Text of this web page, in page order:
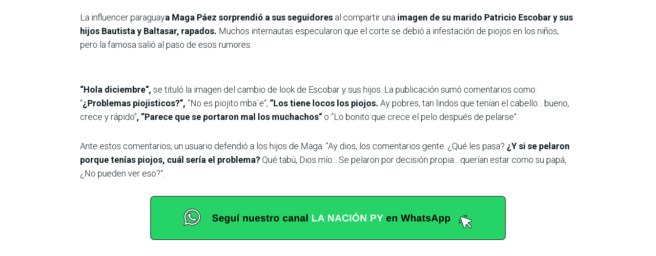
La influencer paraguaya Maga Páez sorprendió a sus seguidores al compartir una imagen de su marido Patricio Escobar y sus
hijos Bautista y Baltasar, rapados. Muchos internautas especularon que el corte se debió a infestación de piojos en los niños,
pero la famosa salió al paso de esos rumores.
“Hola diciembre“, se tituló la imagen del cambio de look de Escobar y sus hijos. La publicación sumó comentarios como:
“¿Problemas piojisticos?“, ”No es piojito mba`e“, ”Los tiene locos los piojos. Ay pobres, tan lindos que tenían el cabello... bueno,
crece y rápido“, ”Parece que se portaron mal los muchachos“ o ”Lo bonito que crece el pelo después de pelarse“.
Ante estos comentarios, un usuario defendió a los hijos de Maga: ”Ay dios, los comentarios gente. ¿Qué les pasa? ¿Y si se pelaron
porque tenías piojos, cuál sería el problema?Qué tabú, Dios mío... Se pelaron por decisión propia... querían estar como su papá,
¿No pueden ver eso?“.